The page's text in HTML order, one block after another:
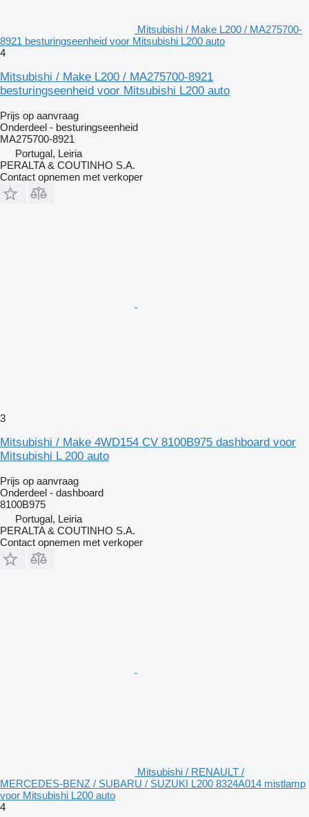
Mitsubishi / Make L200 / MA275700-
8921 besturingseenheid voor Mitsubishi L200 auto
4
Mitsubishi / Make L200 / MA275700-8921
besturingseenheid voor Mitsubishi L200 auto
Prijs op aanvraag
Onderdeel - besturingseenheid
MA275700-8921
Portugal, Leiria
PERALTA & COUTINHO S.A.
Contact opnemen met verkoper
3
Mitsubishi / Make 4WD154 CV 8100B975 dashboard voor
Mitsubishi L 200 auto
Prijs op aanvraag
Onderdeel - dashboard
8100B975
Portugal, Leiria
PERALTA & COUTINHO S.A.
Contact opnemen met verkoper
Mitsubishi / RENAULT /
MERCEDES-BENZ / SUBARU / SUZUKI L200 8324A014 mistlamp
voor Mitsubishi L200 auto
4